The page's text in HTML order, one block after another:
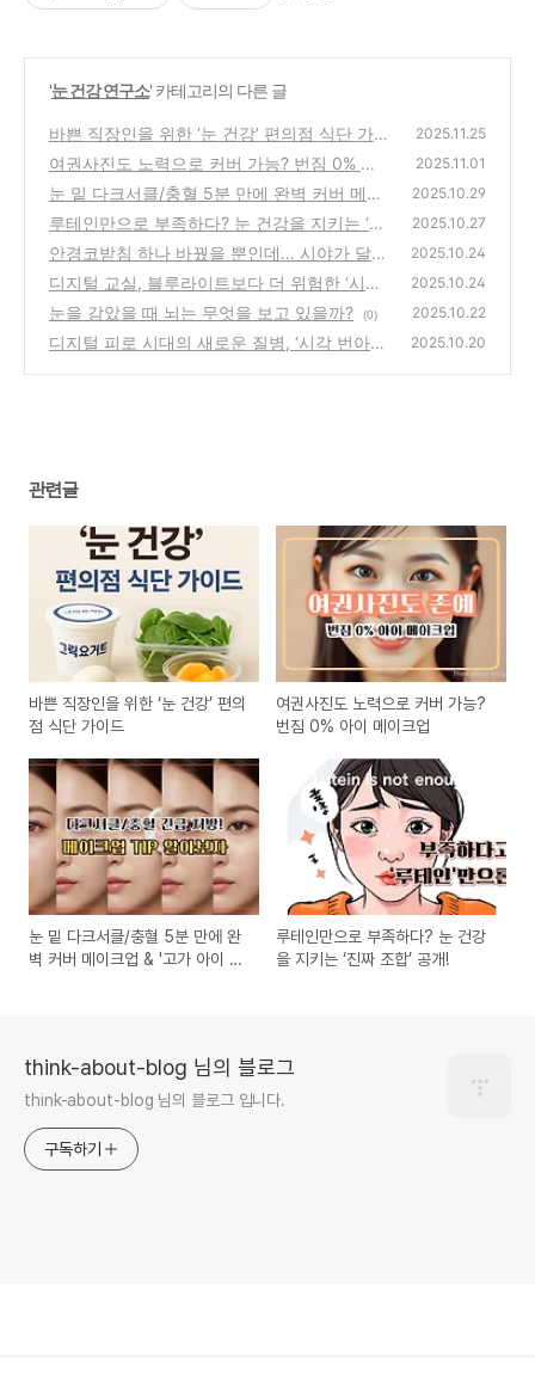
'눈 건강 연구소' 카테고리의 다른 글
바쁜 직장인을 위한 ‘눈 건강’ 편의점 식단 가이
드
(0)
2025.11.25
여권사진도 노력으로 커버 가능? 번짐 0% 아
이 메이크업
(0)
2025.11.01
눈 밑 다크서클/충혈 5분 만에 완벽 커버 메이
크업 & '고가 아이 세럼' 성분 분석 및 가성비템
추천
(0)
2025.10.29
루테인만으로 부족하다? 눈 건강을 지키는 ‘진
짜 조합’ 공개!
(0)
2025.10.27
안경코받침 하나 바꿨을 뿐인데… 시야가 달라
졌다!
(0)
2025.10.24
디지털 교실, 블루라이트보다 더 위험한 ‘시선
고정 피로’
(0)
2025.10.24
눈을 감았을 때 뇌는 무엇을 보고 있을까? (0) 2025.10.22
디지털 피로 시대의 새로운 질병, ‘시각 번아웃
2025.10.20
관련글
바쁜 직장인을 위한 ‘눈 건강’ 편의
점 식단 가이드
여권사진도 노력으로 커버 가능?
번짐 0% 아이 메이크업
눈 밑 다크서클/충혈 5분 만에 완
벽 커버 메이크업 & '고가 아이 세
루테인만으로 부족하다? 눈 건강
을 지키는 ‘진짜 조합’ 공개!
think-about-blog 님의 블로그
think-about-blog 님의 블로그 입니다.
구독하기